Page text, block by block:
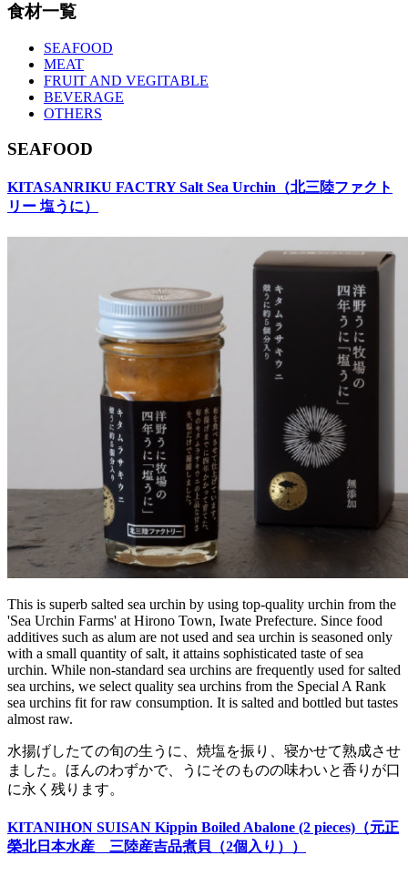
食材一覧
SEAFOOD
MEAT
FRUIT AND VEGITABLE
BEVERAGE
OTHERS
SEAFOOD
KITASANRIKU FACTRY Salt Sea Urchin（北三陸ファクト
リー 塩うに）
This is superb salted sea urchin by using top-quality urchin from the
'Sea Urchin Farms' at Hirono Town, Iwate Prefecture. Since food
additives such as alum are not used and sea urchin is seasoned only
with a small quantity of salt, it attains sophisticated taste of sea
urchin. While non-standard sea urchins are frequently used for salted
sea urchins, we select quality sea urchins from the Special A Rank
sea urchins fit for raw consumption. It is salted and bottled but tastes
almost raw.
水揚げしたての旬の生うに、焼塩を振り、寝かせて熟成させ
ました。ほんのわずかで、うにそのものの味わいと香りが口
に永く残ります。
KITANIHON SUISAN Kippin Boiled Abalone (2 pieces)（元正
榮北日本水産 三陸産吉品煮貝（2個入り））